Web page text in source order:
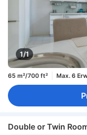
1/1
65 m²/700 ft² Max. 6
Double or Twin